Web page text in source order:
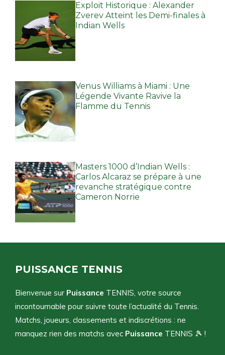
Exploit Historique : Alexander
Zverev Atteint les Demi-finales à
Indian Wells
Venus Williams à Miami : Une
Légende Vivante Ravive la
Flamme du Tennis
Masters 1000 d’Indian Wells :
Carlos Alcaraz se prépare à une
revanche stratégique contre
Cameron Norrie
PUISSANCE TENNIS
Bienvenue sur Puissance TENNIS, votre source
incontournable pour suivre toute l’actualité du Tennis.
Matchs, joueurs, classements et indiscrétions : ne
manquez rien des matchs avec Puissance TENNIS 🎾 !